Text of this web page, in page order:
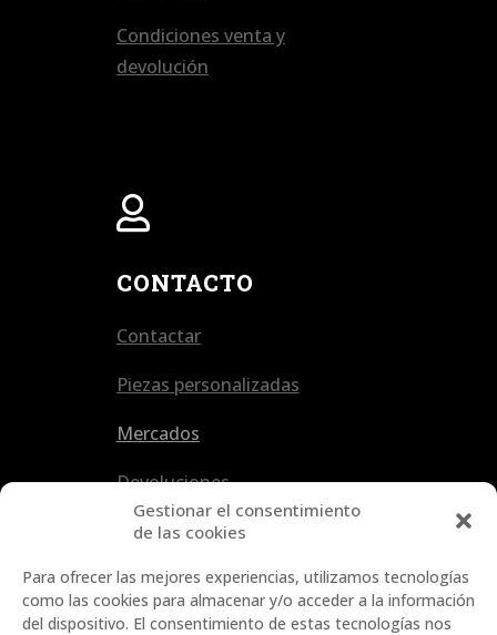
Gestionar el consentimiento
de las cookies
Para ofrecer las mejores experiencias, utilizamos tecnologías
como las cookies para almacenar y/o acceder a la información
del dispositivo. El consentimiento de estas tecnologías nos
Condiciones venta y
devolución

CONTACTO
Contactar
Piezas personalizadas
Mercados
Devoluciones